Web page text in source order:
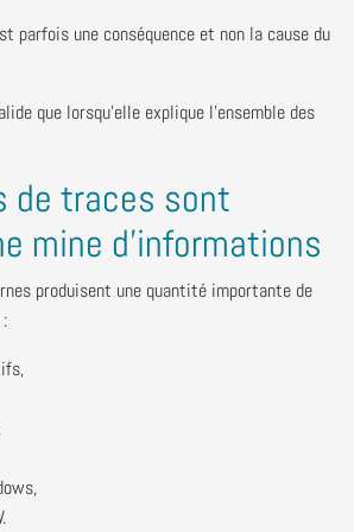
parfois une conséquence et non la cause du
que lorsqu'elle explique l'ensemble des
de traces sont
mine d'informations
produisent une quantité importante de